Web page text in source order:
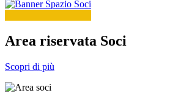
Area riservata Soci
Scopri di più